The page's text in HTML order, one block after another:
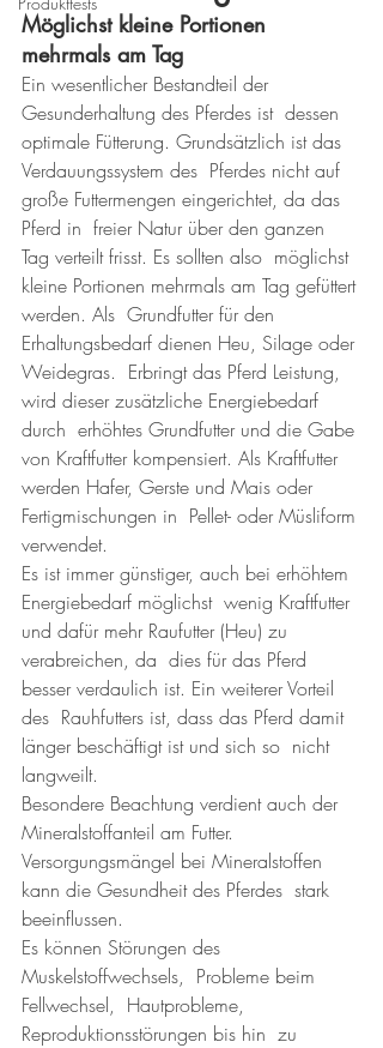
Möglichst kleine Portionen
mehrmals am Tag
Ein wesentlicher Bestandteil der
Gesunderhaltung des Pferdes ist  dessen
optimale Fütterung. Grundsätzlich ist das
Verdauungssystem des  Pferdes nicht auf
große Futtermengen eingerichtet, da das
Pferd in  freier Natur über den ganzen
Tag verteilt frisst. Es sollten also  möglichst
kleine Portionen mehrmals am Tag gefüttert
werden. Als  Grundfutter für den
Erhaltungsbedarf dienen Heu, Silage oder
Weidegras.  Erbringt das Pferd Leistung,
wird dieser zusätzliche Energiebedarf
durch  erhöhtes Grundfutter und die Gabe
von Kraftfutter kompensiert. Als Kraftfutter
werden Hafer, Gerste und Mais oder
Fertigmischungen in  Pellet- oder Müsliform
verwendet.
Es ist immer günstiger, auch bei erhöhtem
Energiebedarf möglichst  wenig Kraftfutter
und dafür mehr Raufutter (Heu) zu
verabreichen, da  dies für das Pferd
besser verdaulich ist. Ein weiterer Vorteil
des  Rauhfutters ist, dass das Pferd damit
länger beschäftigt ist und sich so  nicht
langweilt.
Besondere Beachtung verdient auch der
Mineralstoffanteil am Futter.
Versorgungsmängel bei Mineralstoffen
kann die Gesundheit des Pferdes  stark
beeinflussen.
Es können Störungen des
Muskelstoffwechsels,  Probleme beim
Fellwechsel,  Hautprobleme,
Reproduktionsstörungen bis hin  zu